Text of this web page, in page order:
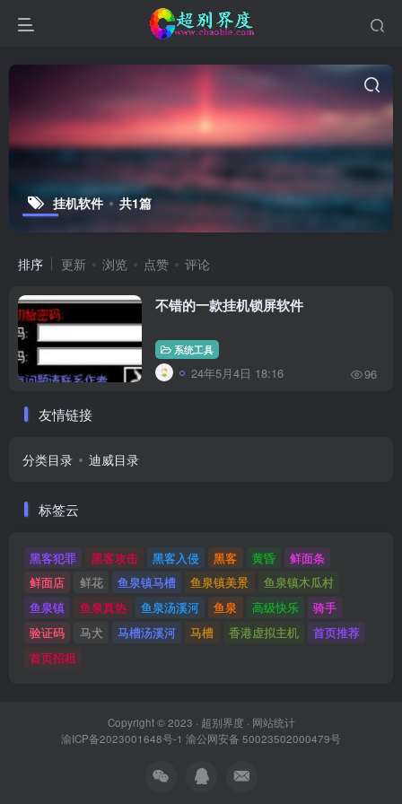
挂机软件 共1篇
排序 更新 浏览 点赞 评论
不错的一款挂机锁屏软件
系统工具
24年5月4日 18:16 96
友情链接
分类目录 迪威目录
标签云
黑客犯罪 黑客攻击 黑客入侵 黑客 黄昏
鲜面条
鲜面店
鲜花 鱼泉镇马槽 鱼泉镇美景
鱼泉镇木瓜村
鱼泉镇
鱼泉真热 鱼泉汤溪河 鱼泉 高级快乐
骑手
验证码
马犬 马槽汤溪河 马槽 香港虚拟主机
首页推荐
首页招租
Copyright © 2023 · 超别界度· 网站统计
渝ICP备2023001648号-1 渝公网安备 50023502000479号